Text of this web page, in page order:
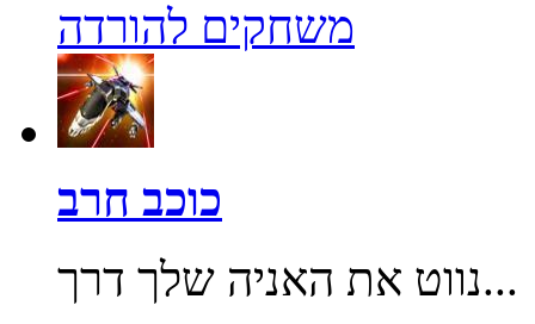
משחקים להורדה
כוכב חרב
נווט את האניה שלך דרך...